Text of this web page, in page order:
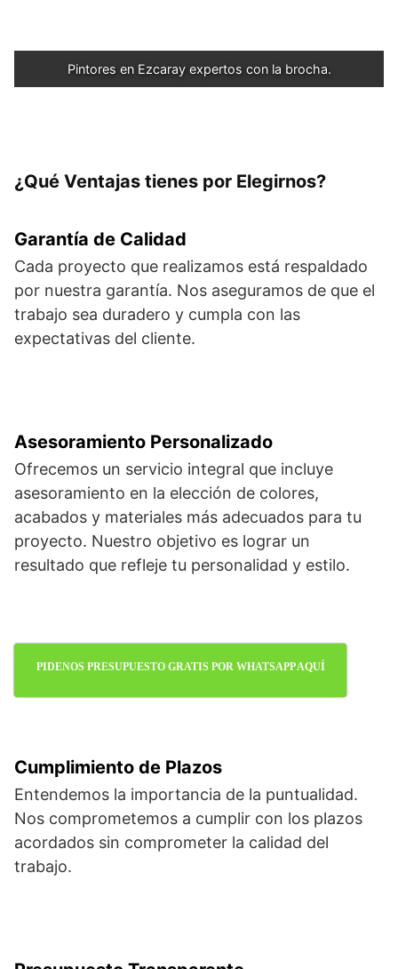
Pintores en Ezcaray expertos con la brocha.
¿Qué Ventajas tienes por Elegirnos?
Garantía de Calidad
Cada proyecto que realizamos está respaldado
por nuestra garantía. Nos aseguramos de que el
trabajo sea duradero y cumpla con las
expectativas del cliente.
Asesoramiento Personalizado
Ofrecemos un servicio integral que incluye
asesoramiento en la elección de colores,
acabados y materiales más adecuados para tu
proyecto. Nuestro objetivo es lograr un
resultado que refleje tu personalidad y estilo.
PIDENOS PRESUPUESTO GRATIS POR WHATSAPP AQUÍ
Cumplimiento de Plazos
Entendemos la importancia de la puntualidad.
Nos comprometemos a cumplir con los plazos
acordados sin comprometer la calidad del
trabajo.